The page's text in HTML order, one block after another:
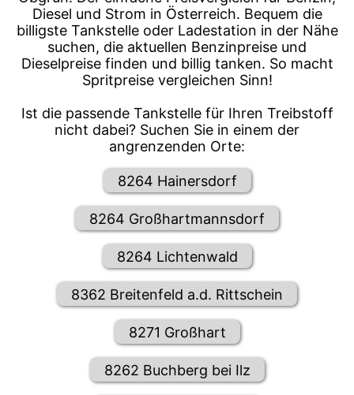
Diesel und Strom in Österreich. Bequem die
billigste Tankstelle oder Ladestation in der Nähe
suchen, die aktuellen Benzinpreise und
Dieselpreise finden und billig tanken. So macht
Spritpreise vergleichen Sinn!
Ist die passende Tankstelle für Ihren Treibstoff
nicht dabei? Suchen Sie in einem der
angrenzenden Orte:
8264 Hainersdorf
8264 Großhartmannsdorf
8264 Lichtenwald
8362 Breitenfeld a.d. Rittschein
8271 Großhart
8262 Buchberg bei Ilz